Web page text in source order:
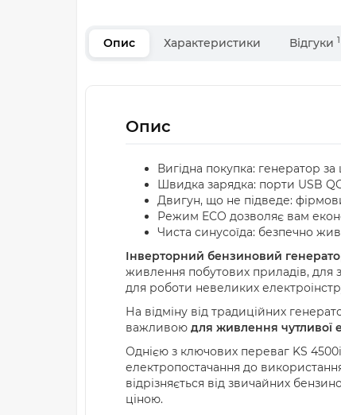
Опис Характеристики Відгуки 1
Опис
Вигідна покупка: генератор
Швидка зарядка: порти USB
Двигун, що не підведе:
Режим ECO дозволяє вам
Чиста синусоїда: безпечно
Інверторний бензиновий
живлення побутових приладів, для
для роботи невеликих
На відміну від традиційних
важливою для живлення чутливої
Однією з ключових переваг KS 4500i
електропостачання до
відрізняється від звичайних
ціною.